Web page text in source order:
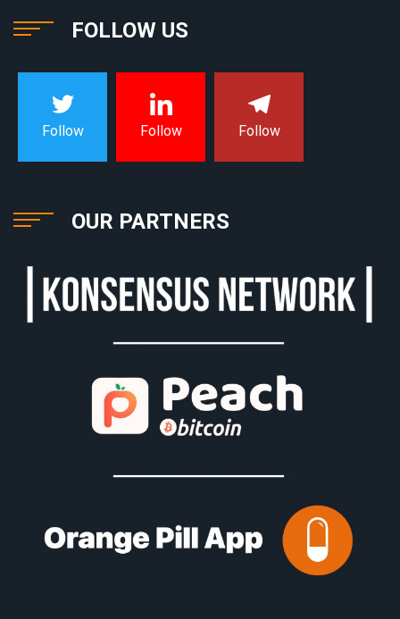
FOLLOW US
Follow Follow Follow
OUR PARTNERS